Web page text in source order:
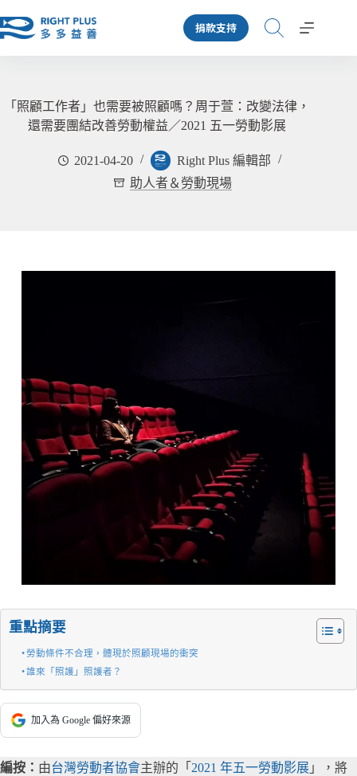
至
捐款支持
「照顧工作者」也需要被照顧嗎？周于萱：改變法律，
還需要團結改善勞動權益／2021 五一勞動影展
2021-04-20
Right Plus 編輯部
助人者＆勞動現場
重點摘要
勞動條件不合理，體現於照顧現場的衝突
誰來「照護」照護者？
加入為 Google 偏好來源
編按： 由台灣勞動者協會主辦的「 2021 年五一勞動影展 」，將